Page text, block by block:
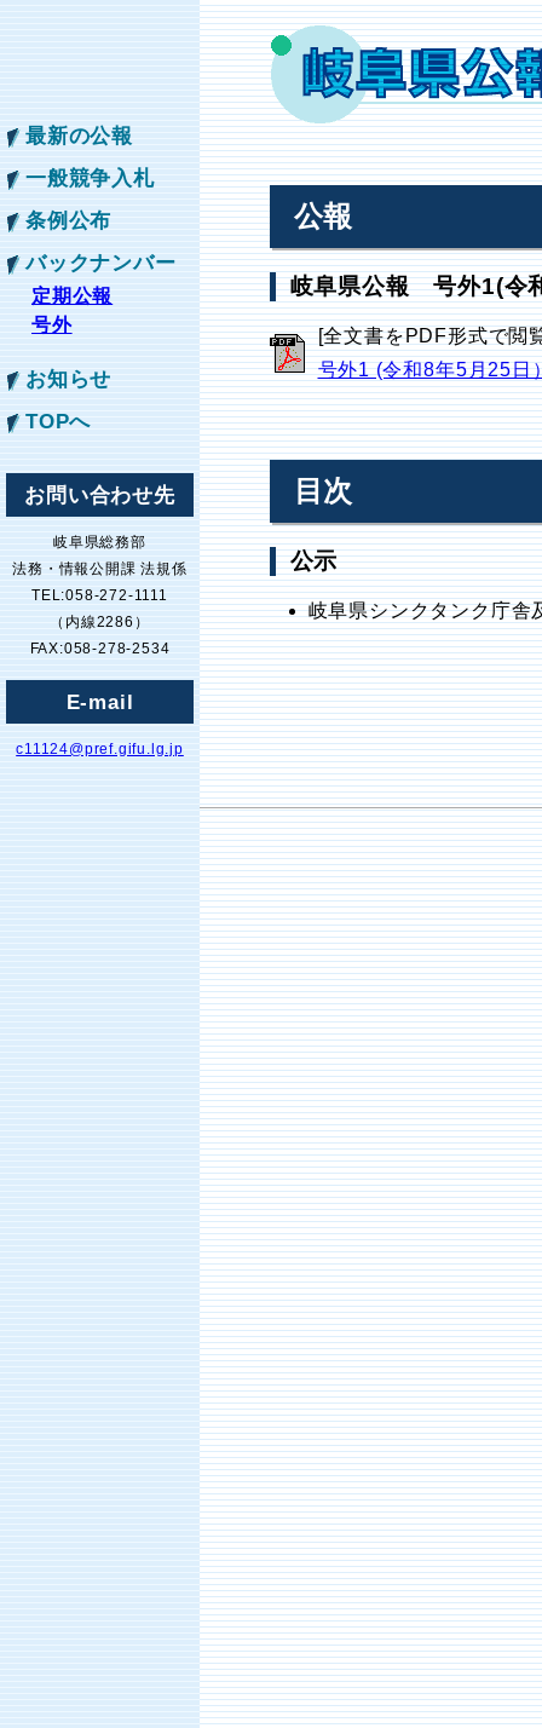
最新の公報
一般競争入札
条例公布
バックナンバー
定期公報
号外
お知らせ
TOPへ
お問い合わせ先
岐阜県総務部
法務・情報公開課 法規係
TEL:058-272-1111
（内線2286）
FAX:058-278-2534
E-mail
c11124@pref.gifu.lg.jp
公報
岐阜県公報 号外1(令
[全文書をPDF形式で閲
号外1 (令和8年5月25日
目次
公示
岐阜県シンクタンク庁